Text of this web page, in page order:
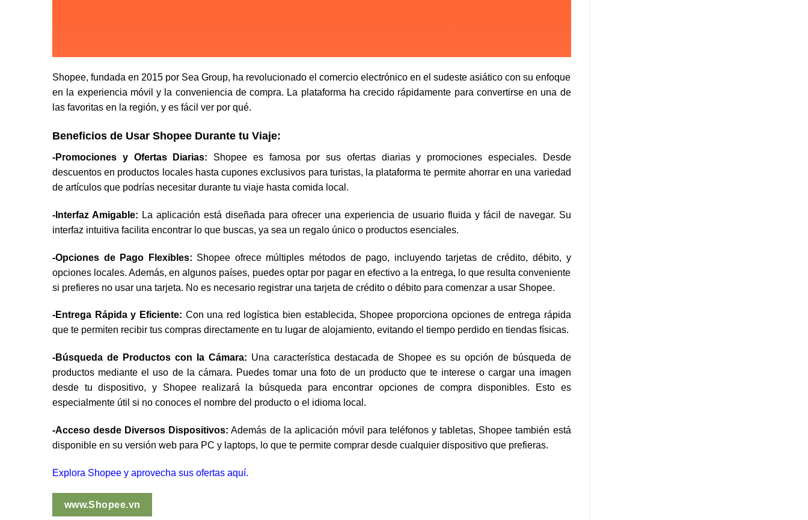
Shopee, fundada en 2015 por Sea Group, ha revolucionado el comercio electrónico en el sudeste asiático con su enfoque
en la experiencia móvil y la conveniencia de compra. La plataforma ha crecido rápidamente para convertirse en una de
las favoritas en la región, y es fácil ver por qué.
Beneficios de Usar Shopee Durante tu Viaje:
-Promociones y Ofertas Diarias: Shopee es famosa por sus ofertas diarias y promociones especiales. Desde
descuentos en productos locales hasta cupones exclusivos para turistas, la plataforma te permite ahorrar en una variedad
de artículos que podrías necesitar durante tu viaje hasta comida local.
-Interfaz Amigable: La aplicación está diseñada para ofrecer una experiencia de usuario fluida y fácil de navegar. Su
interfaz intuitiva facilita encontrar lo que buscas, ya sea un regalo único o productos esenciales.
-Opciones de Pago Flexibles: Shopee ofrece múltiples métodos de pago, incluyendo tarjetas de crédito, débito, y
opciones locales. Además, en algunos países, puedes optar por pagar en efectivo a la entrega, lo que resulta conveniente
si prefieres no usar una tarjeta. No es necesario registrar una tarjeta de crédito o débito para comenzar a usar Shopee.
-Entrega Rápida y Eficiente: Con una red logística bien establecida, Shopee proporciona opciones de entrega rápida
que te permiten recibir tus compras directamente en tu lugar de alojamiento, evitando el tiempo perdido en tiendas físicas.
-Búsqueda de Productos con la Cámara: Una característica destacada de Shopee es su opción de búsqueda de
productos mediante el uso de la cámara. Puedes tomar una foto de un producto que te interese o cargar una imagen
desde tu dispositivo, y Shopee realizará la búsqueda para encontrar opciones de compra disponibles. Esto es
especialmente útil si no conoces el nombre del producto o el idioma local.
-Acceso desde Diversos Dispositivos: Además de la aplicación móvil para teléfonos y tabletas, Shopee también está
disponible en su versión web para PC y laptops, lo que te permite comprar desde cualquier dispositivo que prefieras.
Explora Shopee y aprovecha sus ofertas aquí.
www.Shopee.vn